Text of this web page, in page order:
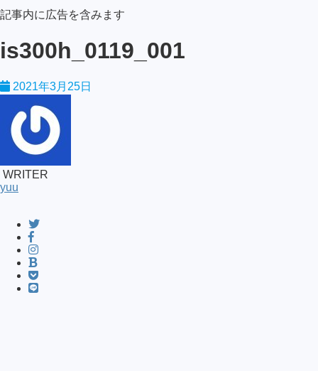
記事内に広告を含みます
is300h_0119_001
2021年3月25日
WRITER
yuu